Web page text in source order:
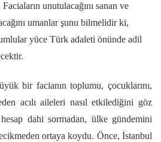
unutulacağını sanan ve
umanlar şunu bilmelidir ki,
yüce Türk adaleti önünde adil
bir facianın toplumu, çocuklarını,
acılı aileleri nasıl etkilediğini göz
dahi sormadan, ülke gündemini
ortaya koydu. Önce, İstanbul